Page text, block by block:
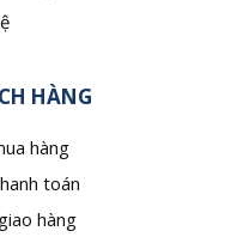
HÀNG
hàng
toán
hàng